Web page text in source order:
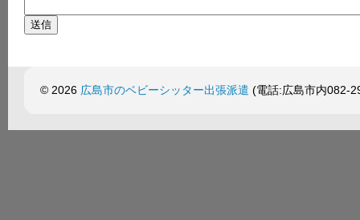
© 2026 広島市のベビーシッター出張派遣 (電話:広島市内082-